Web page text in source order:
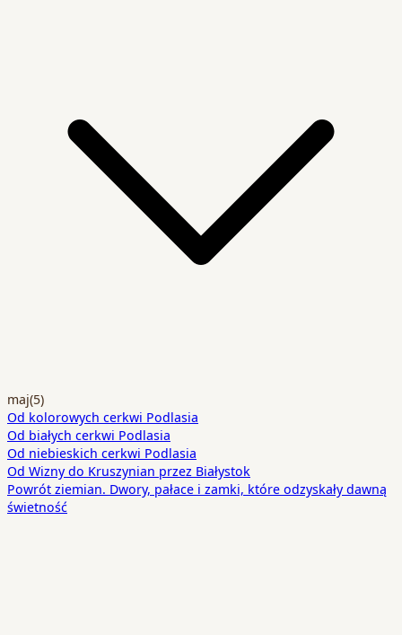
maj(5)
Od kolorowych cerkwi Podlasia
Od białych cerkwi Podlasia
Od niebieskich cerkwi Podlasia
Od Wizny do Kruszynian przez Białystok
Powrót ziemian. Dwory, pałace i zamki, które odzyskały dawną
świetność